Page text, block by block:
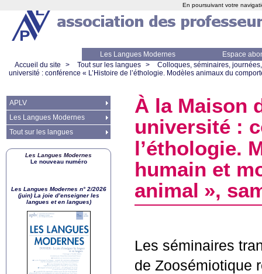
Les Langues Modernes
Espace
Accueil du site
> Tout sur les langues >
Colloques, séminaires,
université : conférence « L’Histoire de l’éthologie. Modèles animaux du
À la Maison
université :
l’éthologie.
humain et
animal »,
Les séminaires
de Zoosémiotique
APLV
Les Langues Modernes
Tout sur les langues
Les Langues Modernes
Le nouveau numéro
Les Langues Modernes n° 2/2026
(juin) La joie d’enseigner les
langues et en langues)
En poursuivant votre